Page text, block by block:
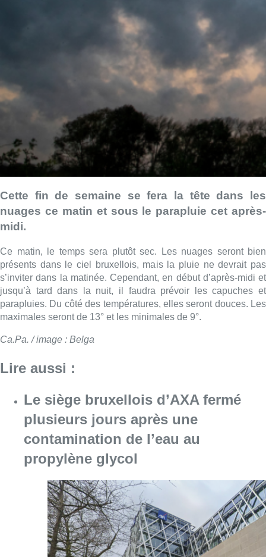
Cette fin de semaine se fera la tête dans les
nuages ce matin et sous le parapluie cet après-
midi.
Ce matin, le temps sera plutôt sec. Les nuages seront bien
présents dans le ciel bruxellois, mais la pluie ne devrait pas
s’inviter dans la matinée. Cependant, en début d’après-midi et
jusqu’à tard dans la nuit, il faudra prévoir les capuches et
parapluies. Du côté des températures, elles seront douces. Les
maximales seront de 13° et les minimales de 9°.
Ca.Pa. / image : Belga
Lire aussi :
Le siège bruxellois d’AXA fermé
plusieurs jours après une
contamination de l’eau au
propylène glycol